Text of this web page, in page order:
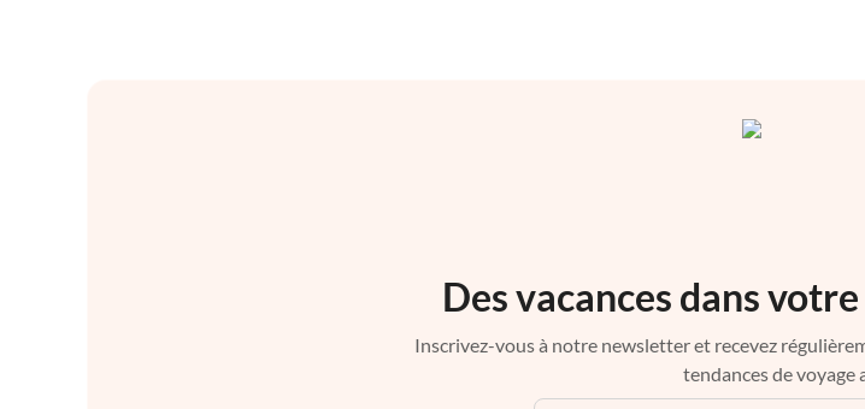
Des vacances dans
Inscrivez-vous à notre newsletter et recevez
tendances de voyage